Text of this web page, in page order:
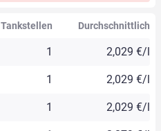
Tankstellen Durchschnittlich
1 2,029 €/l
1 2,029 €/l
1 2,029 €/l